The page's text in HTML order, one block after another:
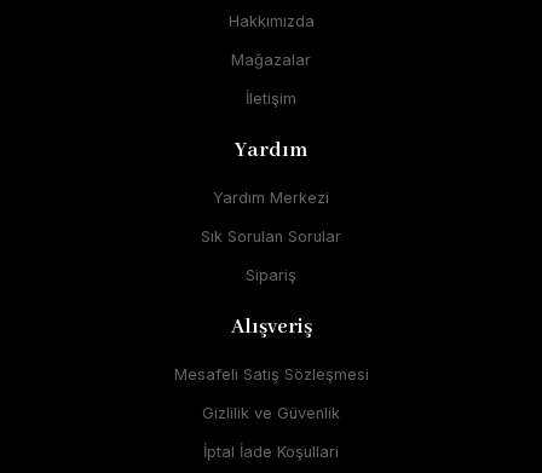
Hakkımızda
Mağazalar
İletişim
Yardım
Yardım Merkezi
Sık Sorulan Sorular
Sipariş
Alışveriş
Mesafeli Satış Sözleşmesi
Gizlilik ve Güvenlik
İptal İade Koşullari